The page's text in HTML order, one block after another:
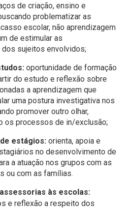
de criação, ensino e
problematizar as
escolar, não aprendizagem
de estimular as
sujeitos envolvidos;
oportunidade de formação
do estudo e reflexão sobre
a aprendizagem que
uma postura investigativa nos
promover outro olhar,
os processos de in/exclusão;
estágios: orienta, apoia e
no desenvolvimento de
a atuação nos grupos com as
ou com as famílias.
às escolas:
e reflexão a respeito dos